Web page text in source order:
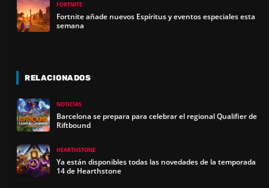
FORTNITE
Fortnite añade nuevos Espíritus y eventos especiales esta
semana
RELACIONADOS
NOTICIAS
Barcelona se prepara para celebrar el regional Qualifier de
Riftbound
HEARTHSTONE
Ya están disponibles todas las novedades de la temporada
14 de Hearthstone